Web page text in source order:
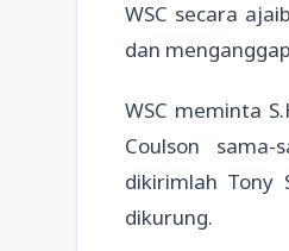
WSC secara
dan
WSC meminta
Coulson
dikirimlah Tony
dikurung.